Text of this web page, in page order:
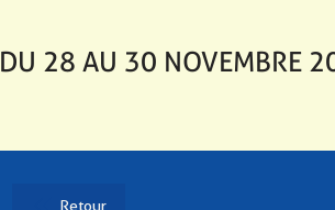
DU 28 AU 30 NOVEMBRE
Retour